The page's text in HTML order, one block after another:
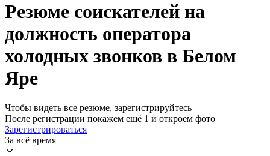
Резюме соискателей на
должность оператора
холодных звонков в Белом
Яре
Чтобы видеть все резюме, зарегистрируйтесь
После регистрации покажем ещё 1 и откроем фото
Зарегистрироваться
За всё время